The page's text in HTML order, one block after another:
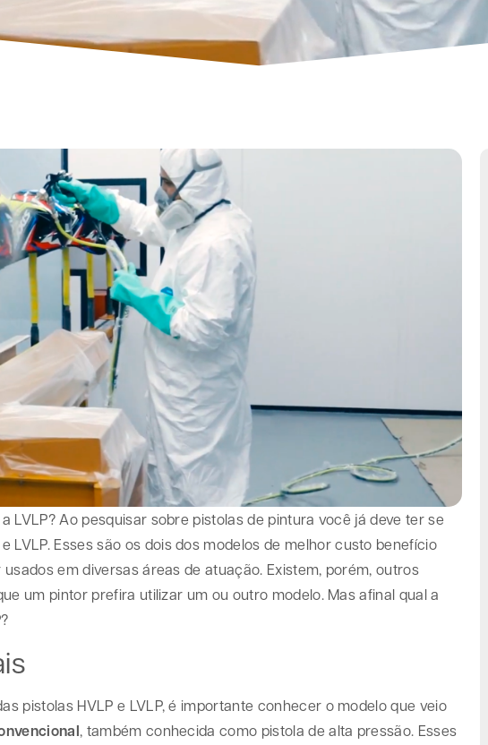
LVLP? Ao pesquisar sobre pistolas de pintura você já deve ter se
LVLP. Esses são os dois dos modelos de melhor custo benefício
em diversas áreas de atuação. Existem, porém, outros
um pintor prefira utilizar um ou outro modelo. Mas afinal qual a
pistolas HVLP e LVLP, é importante conhecer o modelo que veio
, também conhecida como pistola de alta pressão. Esses